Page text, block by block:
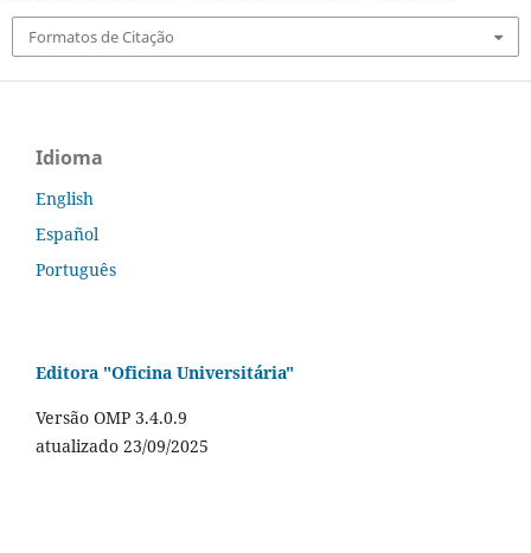
Formatos de Citação
Idioma
English
Español
Português
Editora "Oficina Universitária"
Versão OMP 3.4.0.9
atualizado 23/09/2025